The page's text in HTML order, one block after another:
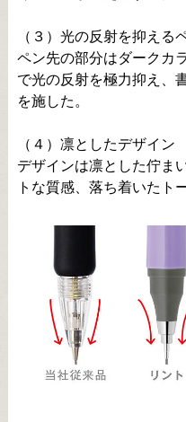
（３）光の反射を抑える
ペン先の部分はダークカ
で光の反射を極力抑え、
を施した。
（４）凛としたデザイン
デザインは凛とした佇ま
トな質感、落ち着いたト